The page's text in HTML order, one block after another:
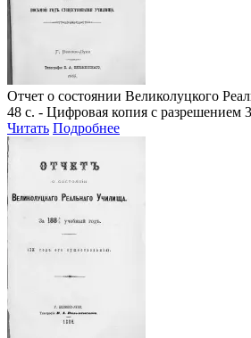
Отчет о состоянии Великолуцкого
48 с. - Цифровая копия с разрешением
Читать Подробнее